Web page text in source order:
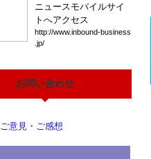
ニュースモバイルサイ
トへアクセス
http://www.inbound-business
.jp/
お問い合わせ
ご意見・ご感想